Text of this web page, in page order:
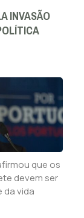
INVASÃO
que os
devem ser
da vida